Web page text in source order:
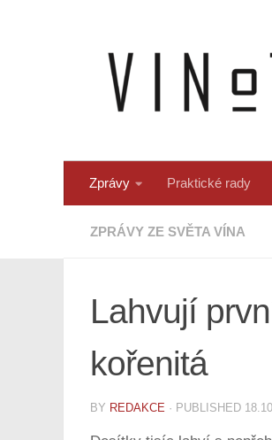
Zprávy Praktické rady
ZPRÁVY ZE SVĚTA VÍNA
Lahvují
kořenitá
BY REDAKCE · PUBLISHED